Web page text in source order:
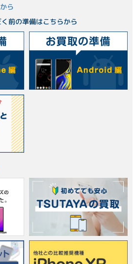
ら
前の準備はこちらから